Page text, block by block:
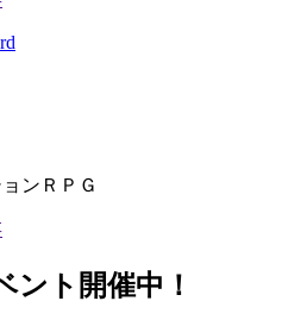
ンＲＰＧ
ント開催中！